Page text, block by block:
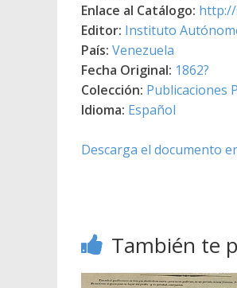
Enlace al Catálogo:
Editor: Instituto
País: Venezuela
Fecha Original: 1862?
Colección: Publicaciones
Idioma: Español
Descarga el documento
También te